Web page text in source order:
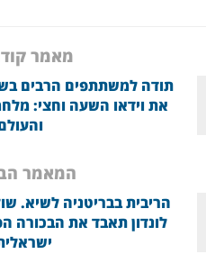
מאמר
תודה למשתתפים הרבים
את וידאו השעה וחצי:
המאמר
הריבית בבריטניה לשיא.
לונדון תאבד את הבכורה